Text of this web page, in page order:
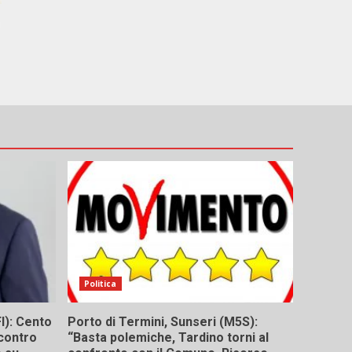
Cento
Politica
Porto di Termini, Sunseri (M5S):
“Basta polemiche, Tardino torni al